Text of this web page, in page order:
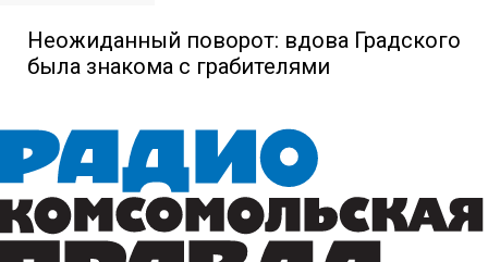
Неожиданный поворот: вдова Градского
была знакома с грабителями